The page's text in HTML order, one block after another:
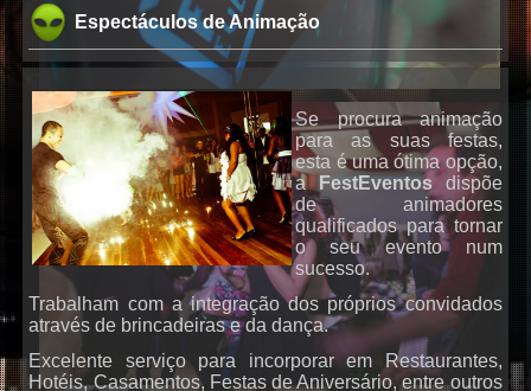
Espectáculos de Animação
Se procura animação
para as suas festas,
esta é uma ótima opção,
a FestEventos dispõe
de animadores
qualificados para tornar
o seu evento num
sucesso.
Trabalham com a integração dos próprios convidados
através de brincadeiras e da dança.
Excelente serviço para incorporar em Restaurantes,
Hotéis, Casamentos, Festas de Aniversário, entre outros